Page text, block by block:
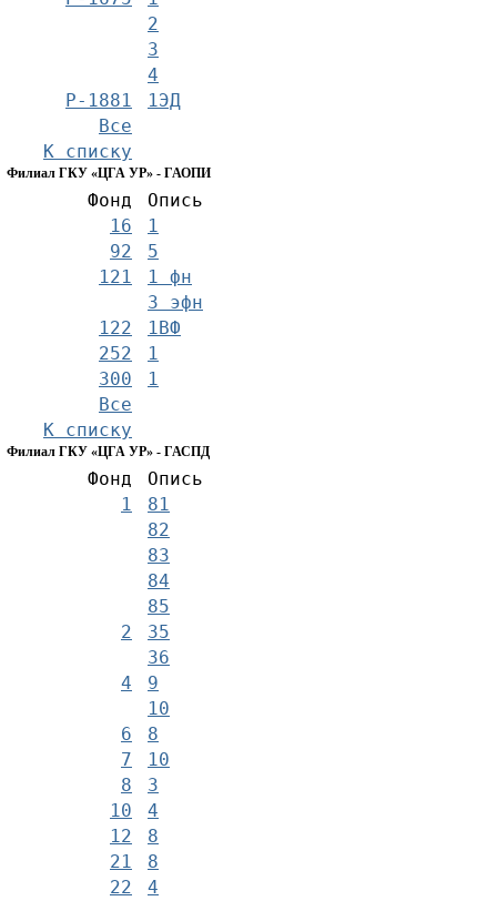
2
3
4
Р-1881
1ЭД
Все
К списку
Филиал ГКУ «ЦГА УР» - ГАОПИ
Фонд
Опись
16
1
92
5
121
1 фн
3 эфн
122
1ВФ
252
1
300
1
Все
К списку
Филиал ГКУ «ЦГА УР» - ГАСПД
Фонд
Опись
1
81
82
83
84
85
2
35
36
4
9
10
6
8
7
10
8
3
10
4
12
8
21
8
22
4